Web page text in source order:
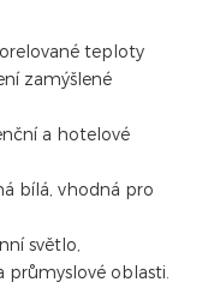
teploty
zamýšlené
a hotelové
bílá, vhodná pro
světlo,
oblasti.